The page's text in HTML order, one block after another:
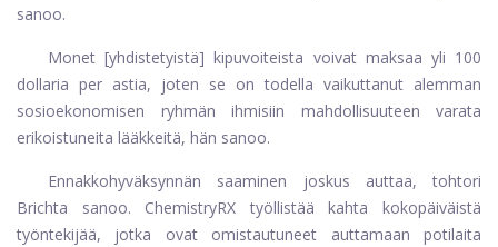
sanoo.
Monet [yhdistetyistä] kipuvoiteista voivat maksaa yli 100
dollaria per astia, joten se on todella vaikuttanut alemman
sosioekonomisen ryhmän ihmisiin mahdollisuuteen varata
erikoistuneita lääkkeitä, hän sanoo.
Ennakkohyväksynnän saaminen joskus auttaa, tohtori
Brichta sanoo. ChemistryRX työllistää kahta kokopäiväistä
työntekijää, jotka ovat omistautuneet auttamaan potilaita